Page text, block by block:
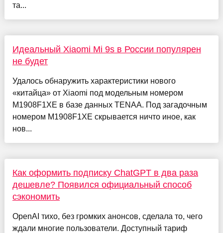
та...
Идеальный Xiaomi Mi 9s в России популярен
не будет
Удалось обнаружить характеристики нового
«китайца» от Xiaomi под модельным номером
M1908F1XE в базе данных TENAA. Под загадочным
номером M1908F1XE скрывается ничто иное, как
нов...
Как оформить подписку ChatGPT в два раза
дешевле? Появился официальный способ
сэкономить
OpenAI тихо, без громких анонсов, сделала то, чего
ждали многие пользователи. Доступный тариф